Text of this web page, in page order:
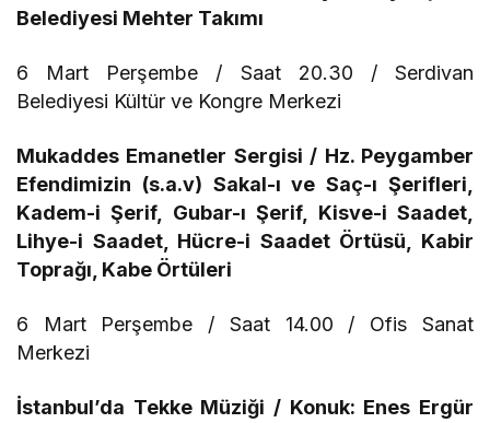
Belediyesi Mehter Takımı
6 Mart Perşembe / Saat 20.30 / Serdivan
Belediyesi Kültür ve Kongre Merkezi
Mukaddes Emanetler Sergisi / Hz. Peygamber
Efendimizin (s.a.v) Sakal-ı ve Saç-ı Şerifleri,
Kadem-i Şerif, Gubar-ı Şerif, Kisve-i Saadet,
Lihye-i Saadet, Hücre-i Saadet Örtüsü, Kabir
Toprağı, Kabe Örtüleri
6 Mart Perşembe / Saat 14.00 / Ofis Sanat
Merkezi
İstanbul’da Tekke Müziği / Konuk: Enes Ergür